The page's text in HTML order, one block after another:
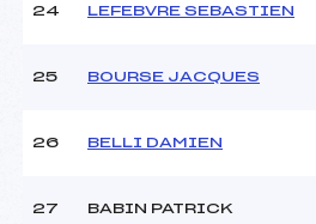
24 LEFEBVRE SEBASTIEN
25 BOURSE JACQUES
26 BELLI DAMIEN
27 BABIN PATRICK